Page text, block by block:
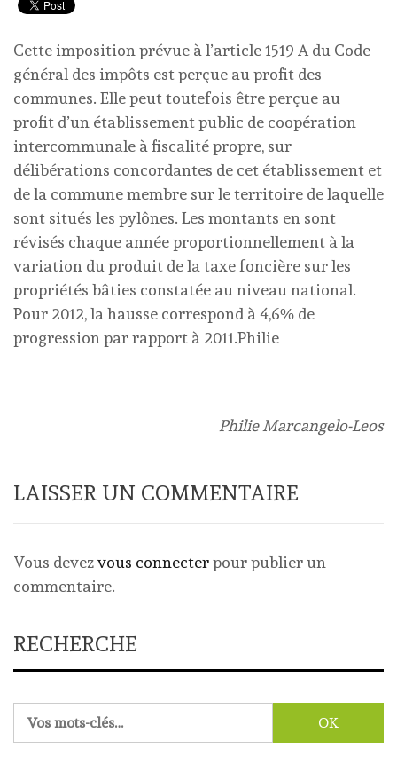
Cette imposition prévue à l’article 1519 A du Code
général des impôts est perçue au profit des
communes. Elle peut toutefois être perçue au
profit d’un établissement public de coopération
intercommunale à fiscalité propre, sur
délibérations concordantes de cet établissement et
de la commune membre sur le territoire de laquelle
sont situés les pylônes. Les montants en sont
révisés chaque année proportionnellement à la
variation du produit de la taxe foncière sur les
propriétés bâties constatée au niveau national.
Pour 2012, la hausse correspond à 4,6% de
progression par rapport à 2011.Philie
Philie Marcangelo-Leos
LAISSER UN COMMENTAIRE
Vous devezvous connecterpour publier un
commentaire.
RECHERCHE